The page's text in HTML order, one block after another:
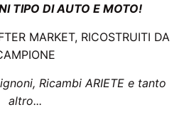
TIPO DI AUTO E MOTO!
MARKET, RICOSTRUITI DA
Ricambi ARIETE e tanto
altro...